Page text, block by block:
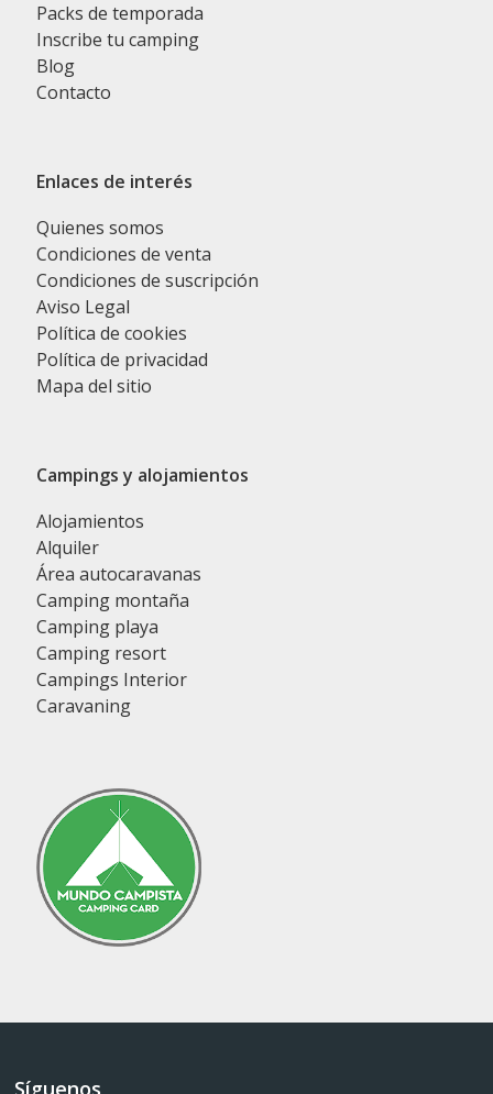
Packs de temporada
Inscribe tu camping
Blog
Contacto
Enlaces de interés
Quienes somos
Condiciones de venta
Condiciones de suscripción
Aviso Legal
Política de cookies
Política de privacidad
Mapa del sitio
Campings y alojamientos
Alojamientos
Alquiler
Área autocaravanas
Camping montaña
Camping playa
Camping resort
Campings Interior
Caravaning
Síguenos